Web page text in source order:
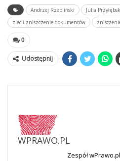
Andrzej Rzepliński Julia
zlecił zniszczenie dokumentów
0
Udostępnij
WPRAWO.PL
Zespół